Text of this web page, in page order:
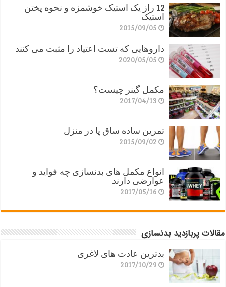
12 راز یک استیک خوشمزه و نحوه پختن
استیک
2015/09/05
داروهایی که تست اعتیاد را مثبت می کنند
2020/05/05
مکمل گینر چیست؟
2017/04/13
تمرین ساده ساق پا در منزل
2015/09/02
انواع مکمل های بدنسازی چه فواید و
عوارضی دارند
2017/05/16
مقالات پربازدید بدنسازی
بدترین عادت های لاغری
2017/10/29